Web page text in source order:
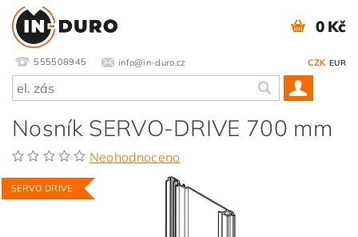
555508945 info@in-duro.cz CZK EUR
0 Kč
Nosník SERVO-DRIVE 700 mm
Neohodnoceno
SERVO DRIVE